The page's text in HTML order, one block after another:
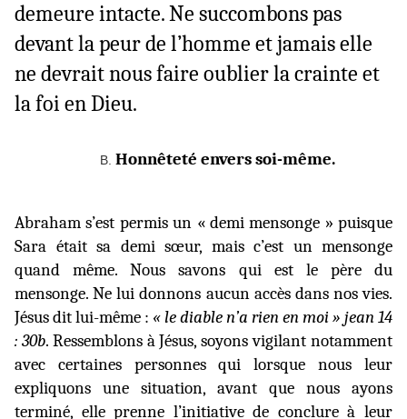
demeure intacte. Ne succombons pas
devant la peur de l’homme et jamais elle
ne devrait nous faire oublier la crainte et
la foi en Dieu.
Honnêteté envers soi-même.
Abraham s’est permis un « demi mensonge » puisque
Sara était sa demi sœur, mais c’est un mensonge
quand même. Nous savons qui est le père du
mensonge. Ne lui donnons aucun accès dans nos vies.
Jésus dit lui-même : « le diable n’a rien en moi » jean 14
: 30b. Ressemblons à Jésus, soyons vigilant notamment
avec certaines personnes qui lorsque nous leur
expliquons une situation, avant que nous ayons
terminé, elle prenne l’initiative de conclure à leur